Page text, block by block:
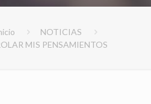
NOTICIAS
MIS PENSAMIENTOS